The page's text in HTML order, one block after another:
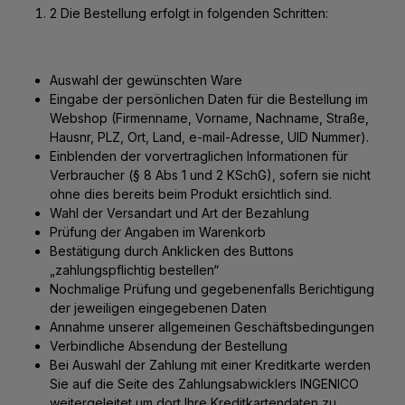
2 Die Bestellung erfolgt in folgenden Schritten:
Auswahl der gewünschten Ware
Eingabe der persönlichen Daten für die Bestellung im
Webshop (Firmenname, Vorname, Nachname, Straße,
Hausnr, PLZ, Ort, Land, e-mail-Adresse, UID Nummer).
Einblenden der vorvertraglichen Informationen für
Verbraucher (§ 8 Abs 1 und 2 KSchG), sofern sie nicht
ohne dies bereits beim Produkt ersichtlich sind.
Wahl der Versandart und Art der Bezahlung
Prüfung der Angaben im Warenkorb
Bestätigung durch Anklicken des Buttons
„zahlungspflichtig bestellen“
Nochmalige Prüfung und gegebenenfalls Berichtigung
der jeweiligen eingegebenen Daten
Annahme unserer allgemeinen Geschäftsbedingungen
Verbindliche Absendung der Bestellung
Bei Auswahl der Zahlung mit einer Kreditkarte werden
Sie auf die Seite des Zahlungsabwicklers INGENICO